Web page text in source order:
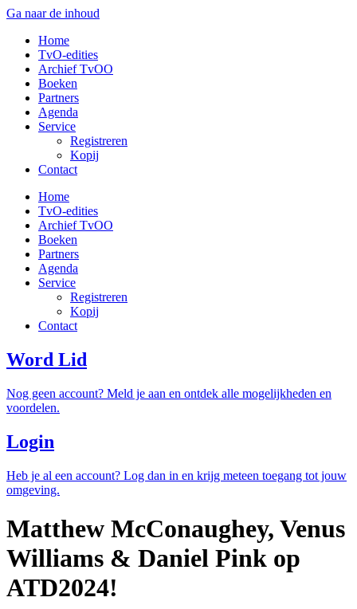
Ga naar de inhoud
Home
TvO-edities
Archief TvOO
Boeken
Partners
Agenda
Service
Registreren
Kopij
Contact
Home
TvO-edities
Archief TvOO
Boeken
Partners
Agenda
Service
Registreren
Kopij
Contact
Word Lid
Nog geen account? Meld je aan en ontdek alle mogelijkheden en
voordelen.
Login
Heb je al een account? Log dan in en krijg meteen toegang tot jouw
omgeving.
Matthew McConaughey, Venus
Williams & Daniel Pink op
ATD2024!